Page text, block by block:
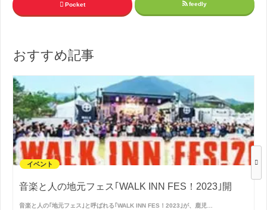
Pocket feedly
おすすめ記事
イベント
音楽と人の地元フェス｢WALK INN FES！2023｣開
音楽と人の｢地元フェス｣と呼ばれる｢WALK INN FES！2023｣が、鹿児…